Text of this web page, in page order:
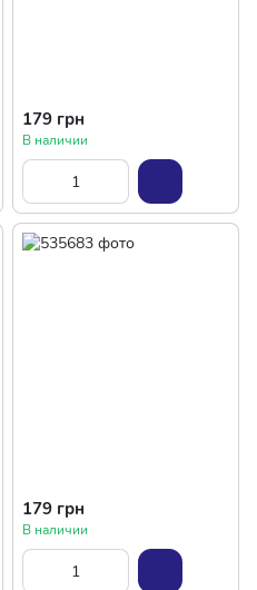
179 грн
В наличии
179 грн
В наличии